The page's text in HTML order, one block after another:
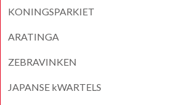
KONINGSPARKIET
ARATINGA
ZEBRAVINKEN
JAPANSE kWARTELS